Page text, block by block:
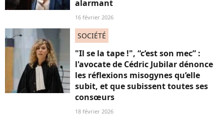
alarmant
16 février 2026
SOCIÉTÉ
"Il se la tape !", “c’est son mec” :
l'avocate de Cédric Jubilar dénonce
les réflexions misogynes qu’elle
subit, et que subissent toutes ses
consœurs
18 février 2026